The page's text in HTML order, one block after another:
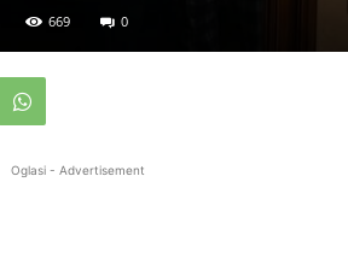
669 0
Oglasi - Advertisement